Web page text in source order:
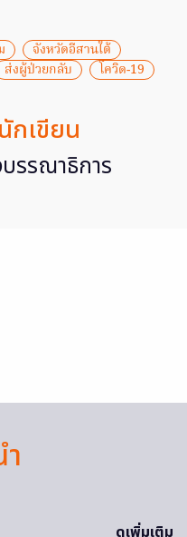
จังหวัดอีสานใต้
ส่งผู้ป่วยกลับ โควิด-19
นักเขียน
รรณาธิการ
ดูเพิ่มเติม